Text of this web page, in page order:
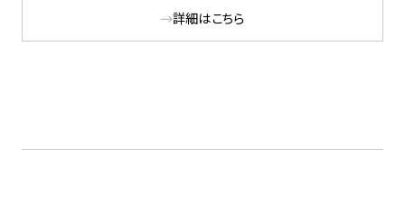
詳細はこちら